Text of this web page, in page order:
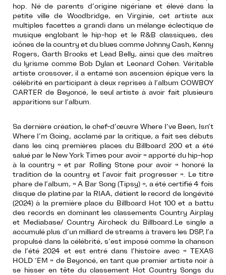
hop. Né de parents d’origine nigériane et élevé dans la
petite ville de Woodbridge, en Virginie, cet artiste aux
multiples facettes a grandi dans un mélange éclectique de
musique englobant le hip-hop et le R&B classiques, des
icônes de la country et du blues comme Johnny Cash, Kenny
Rogers, Garth Brooks et Lead Belly, ainsi que des maîtres
du lyrisme comme Bob Dylan et Leonard Cohen. Véritable
artiste crossover, il a entamé son ascension épique vers la
célébrité en participant à deux reprises à l’album COWBOY
CARTER de Beyoncé, le seul artiste à avoir fait plusieurs
apparitions sur l’album.
Sa dernière création, le chef-d’œuvre Where I’ve Been, Isn’t
Where I’m Going, acclamé par la critique, a fait ses débuts
dans les cinq premières places du Billboard 200 et a été
salué par le New York Times pour avoir « apporté du hip-hop
à la country » et par Rolling Stone pour avoir « honoré la
tradition de la country et l’avoir fait progresser ». Le titre
phare de l’album, « A Bar Song (Tipsy) », a été certifié 4 fois
disque de platine par la RIAA, détient le record de longévité
(2024) à la première place du Billboard Hot 100 et a battu
des records en dominant les classements Country Airplay
et Mediabase/ Country Aircheck du Billboard.Le single a
accumulé plus d’un milliard de streams à travers les DSP, l’a
propulsé dans la célébrité, s’est imposé comme la chanson
de l’été 2024 et est entré dans l’histoire avec « TEXAS
HOLD ‘EM » de Beyoncé, en tant que premier artiste noir à
se hisser en tête du classement Hot Country Songs du